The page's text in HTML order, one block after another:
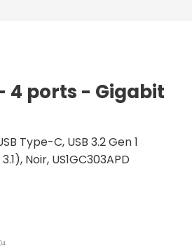
4 ports - Gigabit
Type-C, USB 3.2 Gen 1
Noir, US1GC303APD
04